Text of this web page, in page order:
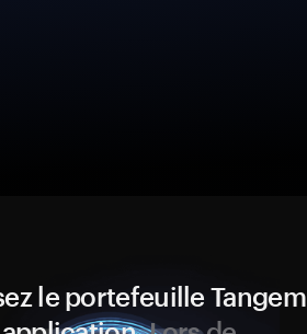
le portefeuille Tangem